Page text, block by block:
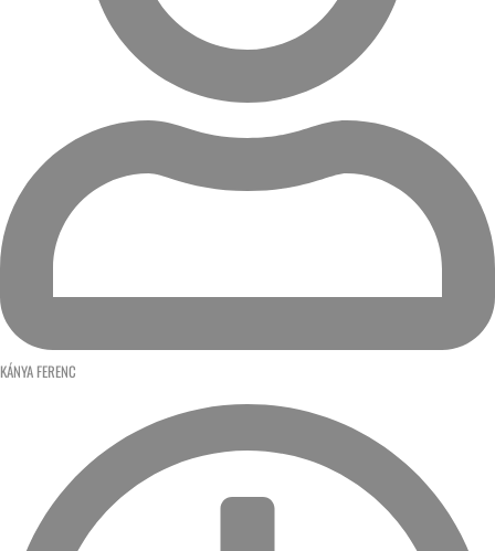
KÁNYA FERENC